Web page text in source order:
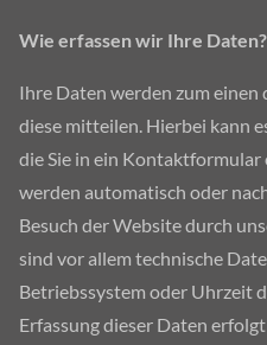
Wie erfassen wir Ihre Daten?
Ihre Daten werden zum einen
diese mitteilen. Hierbei kann
die Sie in ein Kontaktformular
werden automatisch oder
Besuch der Website durch
sind vor allem technische
Betriebssystem oder Uhrzeit
Erfassung dieser Daten